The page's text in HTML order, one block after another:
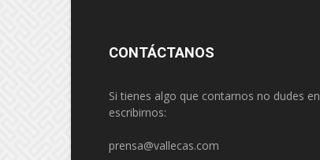
CONTÁCTANOS
Si tienes algo que contarnos no dudes en
escribirnos:
prensa@vallecas.com